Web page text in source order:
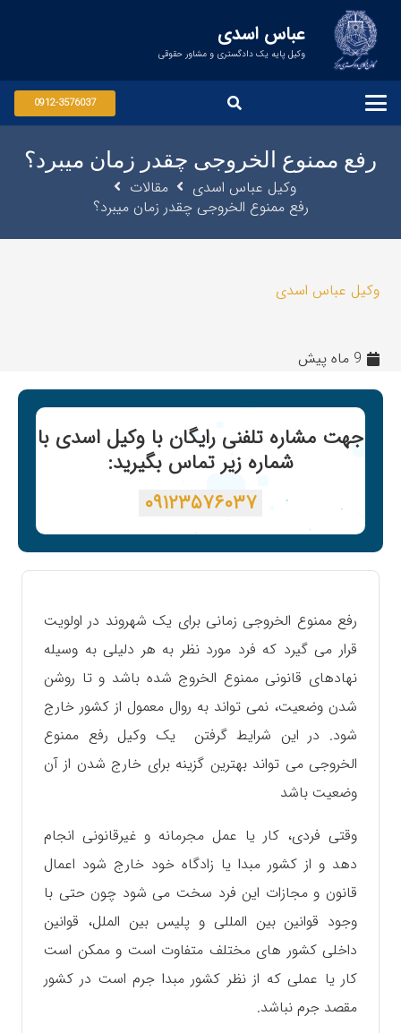
عباس اسدی
وکیل پایه یک دادگستری و مشاور حقوقی
0912-3576037
رفع ممنوع الخروجی چقدر زمان میبرد؟
وکیل عباس اسدی
مقالات
رفع ممنوع الخروجی چقدر زمان میبرد؟
وکیل عباس اسدی
9 ماه پیش
جهت مشاره تلفنی رایگان با وکیل اسدی با
شماره زیر تماس بگیرید:
۰۹۱۲۳۵۷۶۰۳۷
رفع ممنوع الخروجی زمانی برای یک شهروند در اولویت
قرار می گیرد که فرد مورد نظر به هر دلیلی به وسیله
نهادهای قانونی ممنوع الخروج شده باشد و تا روشن
شدن وضعیت، نمی تواند به روال معمول از کشور خارج
شود. در این شرایط گرفتن یک وکیل رفع ممنوع
الخروجی می تواند بهترین گزینه برای خارج شدن از آن
وضعیت باشد
وقتی فردی، کار یا عمل مجرمانه و غیرقانونی انجام
دهد و از کشور مبدا یا زادگاه خود خارج شود اعمال
قانون و مجازات این فرد سخت می شود چون حتی با
وجود قوانین بین المللی و پلیس بین الملل، قوانین
داخلی کشور های مختلف متفاوت است و ممکن است
کار یا عملی که از نظر کشور مبدا جرم است در کشور
مقصد جرم نباشد.